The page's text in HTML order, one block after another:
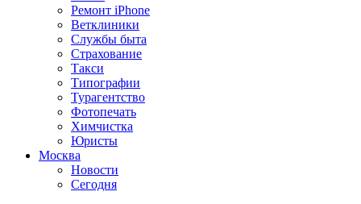
Ремонт iPhone
Ветклиники
Службы быта
Страхование
Такси
Типографии
Турагентство
Фотопечать
Химчистка
Юристы
Москва
Новости
Сегодня